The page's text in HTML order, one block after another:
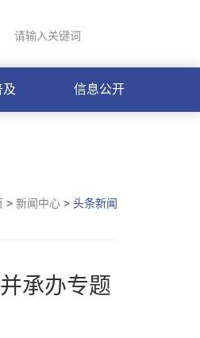
及 信息公开
> 新闻中心 > 头条新闻
承办专题